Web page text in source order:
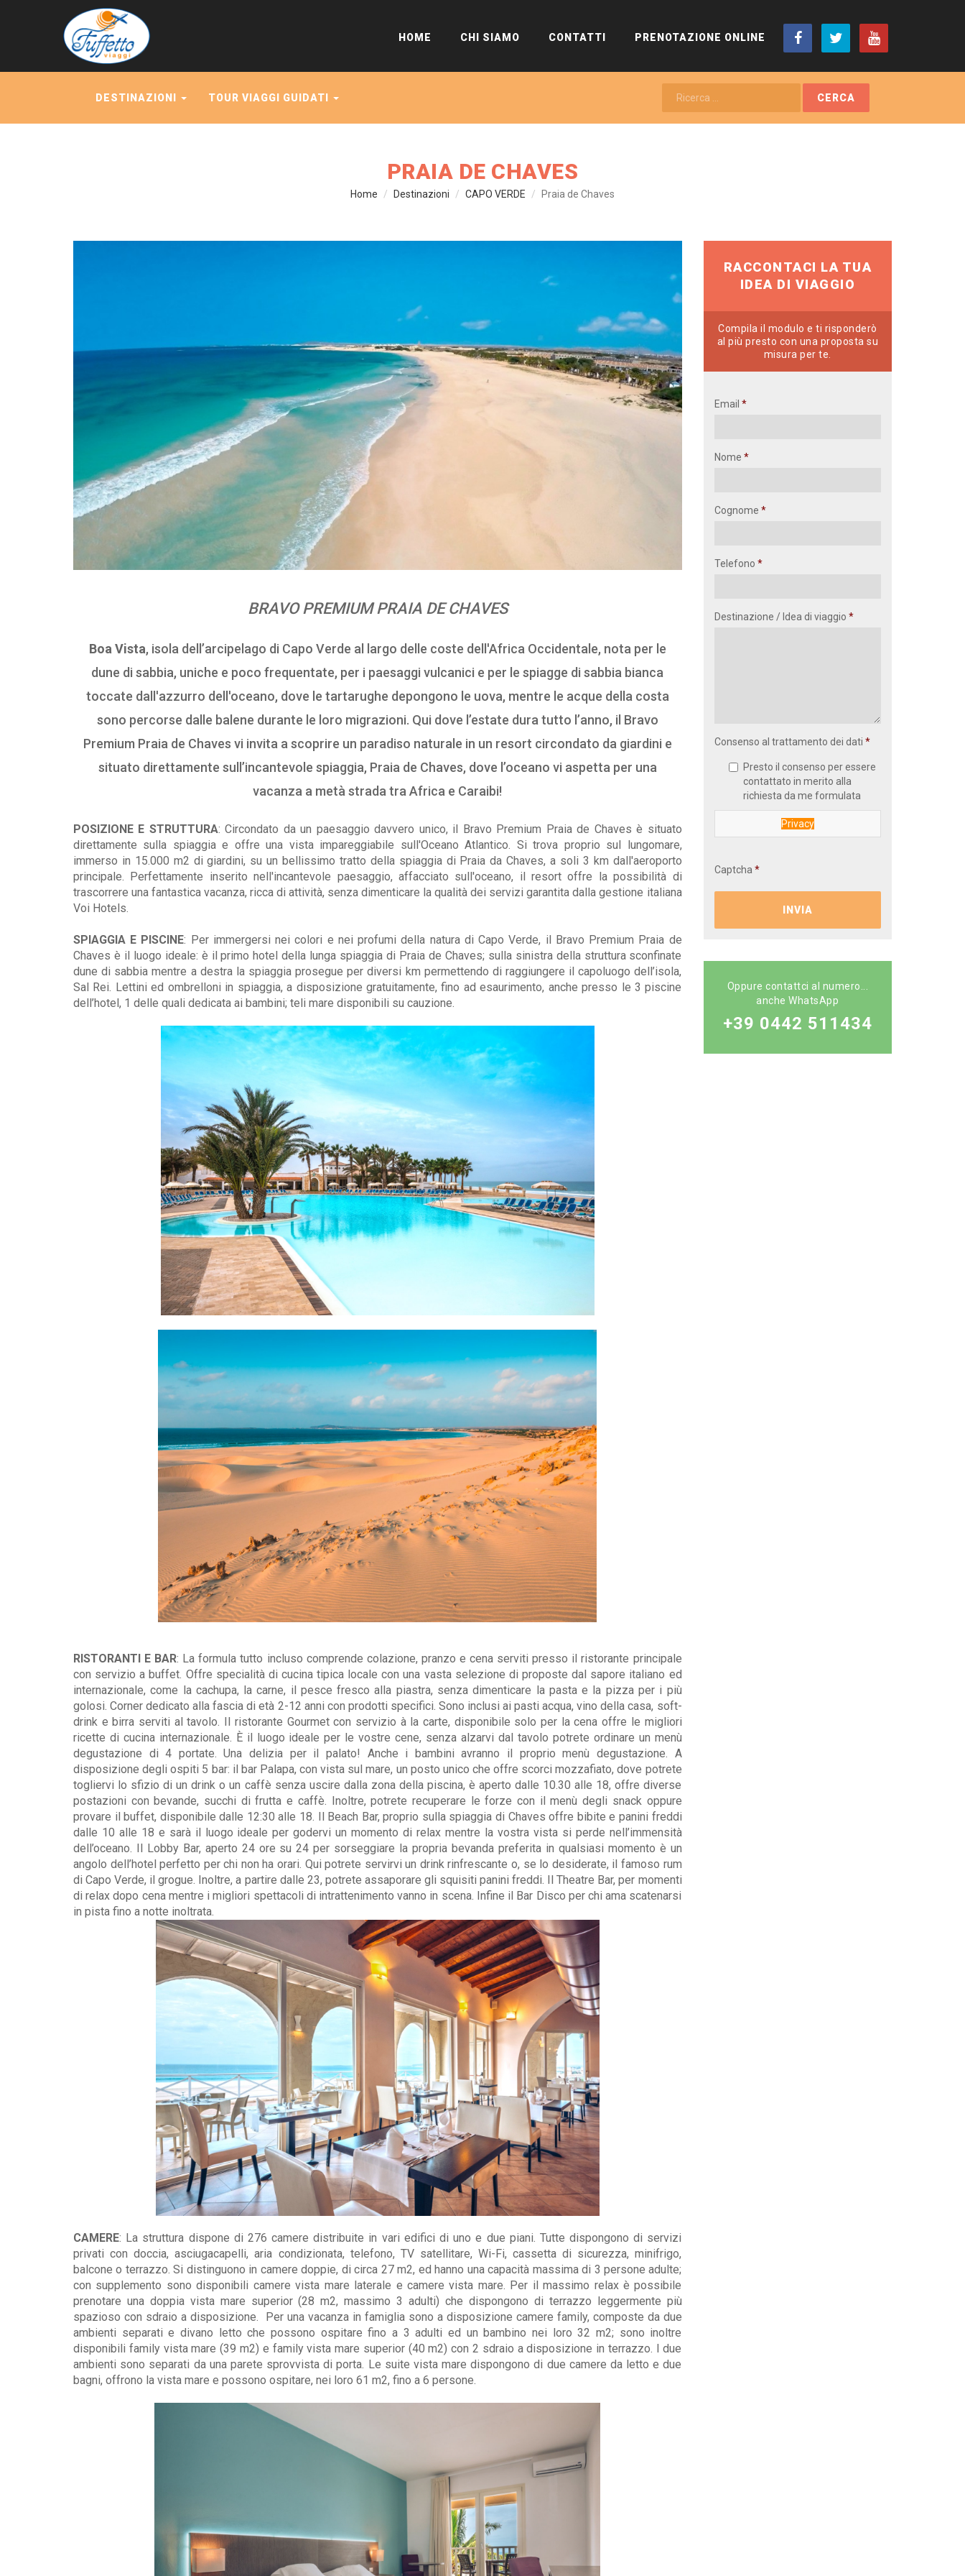
HOME CHI SIAMO CONTATTI PRENOTAZIONE ONLINE
CERCA
DESTINAZIONI TOUR VIAGGI GUIDATI
PRAIA DE CHAVES
Home Destinazioni CAPO VERDE Praia de Chaves
BRAVO PREMIUM PRAIA DE CHAVES
Boa Vista, isola dell’arcipelago di Capo Verde al largo delle coste dell'Africa Occidentale, nota per le
dune di sabbia, uniche e poco frequentate, per i paesaggi vulcanici e per le spiagge di sabbia bianca
toccate dall'azzurro dell'oceano, dove le tartarughe depongono le uova, mentre le acque della costa
sono percorse dalle balene durante le loro migrazioni. Qui dove l’estate dura tutto l’anno, il Bravo
Premium Praia de Chaves vi invita a scoprire un paradiso naturale in un resort circondato da giardini e
situato direttamente sull’incantevole spiaggia, Praia de Chaves, dove l’oceano vi aspetta per una
vacanza a metà strada tra Africa e Caraibi!
POSIZIONE E STRUTTURA: Circondato da un paesaggio davvero unico, il Bravo Premium Praia de Chaves è situato
direttamente sulla spiaggia e offre una vista impareggiabile sull'Oceano Atlantico. Si trova proprio sul lungomare,
immerso in 15.000 m2 di giardini, su un bellissimo tratto della spiaggia di Praia da Chaves, a soli 3 km dall'aeroporto
principale. Perfettamente inserito nell'incantevole paesaggio, affacciato sull'oceano, il resort offre la possibilità di
trascorrere una fantastica vacanza, ricca di attività, senza dimenticare la qualità dei servizi garantita dalla gestione italiana
Voi Hotels.
SPIAGGIA E PISCINE: Per immergersi nei colori e nei profumi della natura di Capo Verde, il Bravo Premium Praia de
Chaves è il luogo ideale: è il primo hotel della lunga spiaggia di Praia de Chaves; sulla sinistra della struttura sconfinate
dune di sabbia mentre a destra la spiaggia prosegue per diversi km permettendo di raggiungere il capoluogo dell’isola,
Sal Rei. Lettini ed ombrelloni in spiaggia, a disposizione gratuitamente, fino ad esaurimento, anche presso le 3 piscine
dell’hotel, 1 delle quali dedicata ai bambini; teli mare disponibili su cauzione.
RISTORANTI E BAR: La formula tutto incluso comprende colazione, pranzo e cena serviti presso il ristorante principale
con servizio a buffet. Offre specialità di cucina tipica locale con una vasta selezione di proposte dal sapore italiano ed
internazionale, come la cachupa, la carne, il pesce fresco alla piastra, senza dimenticare la pasta e la pizza per i più
golosi. Corner dedicato alla fascia di età 2-12 anni con prodotti specifici. Sono inclusi ai pasti acqua, vino della casa, soft-
drink e birra serviti al tavolo. Il ristorante Gourmet con servizio à la carte, disponibile solo per la cena offre le migliori
ricette di cucina internazionale. È il luogo ideale per le vostre cene, senza alzarvi dal tavolo potrete ordinare un menù
degustazione di 4 portate. Una delizia per il palato! Anche i bambini avranno il proprio menù degustazione. A
disposizione degli ospiti 5 bar: il bar Palapa, con vista sul mare, un posto unico che offre scorci mozzafiato, dove potrete
togliervi lo sfizio di un drink o un caffè senza uscire dalla zona della piscina, è aperto dalle 10.30 alle 18, offre diverse
postazioni con bevande, succhi di frutta e caffè. Inoltre, potrete recuperare le forze con il menù degli snack oppure
provare il buffet, disponibile dalle 12:30 alle 18. Il Beach Bar, proprio sulla spiaggia di Chaves offre bibite e panini freddi
dalle 10 alle 18 e sarà il luogo ideale per godervi un momento di relax mentre la vostra vista si perde nell’immensità
dell’oceano. Il Lobby Bar, aperto 24 ore su 24 per sorseggiare la propria bevanda preferita in qualsiasi momento è un
angolo dell’hotel perfetto per chi non ha orari. Qui potrete servirvi un drink rinfrescante o, se lo desiderate, il famoso rum
di Capo Verde, il grogue. Inoltre, a partire dalle 23, potrete assaporare gli squisiti panini freddi. Il Theatre Bar, per momenti
di relax dopo cena mentre i migliori spettacoli di intrattenimento vanno in scena. Infine il Bar Disco per chi ama scatenarsi
in pista fino a notte inoltrata.
CAMERE: La struttura dispone di 276 camere distribuite in vari edifici di uno e due piani. Tutte dispongono di servizi
privati con doccia, asciugacapelli, aria condizionata, telefono, TV satellitare, Wi-Fi, cassetta di sicurezza, minifrigo,
balcone o terrazzo. Si distinguono in camere doppie, di circa 27 m2, ed hanno una capacità massima di 3 persone adulte;
con supplemento sono disponibili camere vista mare laterale e camere vista mare. Per il massimo relax è possibile
prenotare una doppia vista mare superior (28 m2, massimo 3 adulti) che dispongono di terrazzo leggermente più
spazioso con sdraio a disposizione. Per una vacanza in famiglia sono a disposizione camere family, composte da due
ambienti separati e divano letto che possono ospitare fino a 3 adulti ed un bambino nei loro 32 m2; sono inoltre
disponibili family vista mare (39 m2) e family vista mare superior (40 m2) con 2 sdraio a disposizione in terrazzo. I due
ambienti sono separati da una parete sprovvista di porta. Le suite vista mare dispongono di due camere da letto e due
bagni, offrono la vista mare e possono ospitare, nei loro 61 m2, fino a 6 persone.
RACCONTACI LA TUA
IDEA DI VIAGGIO
Compila il modulo e ti risponderò
al più presto con una proposta su
misura per te.
Email
Nome
Cognome
Telefono
Destinazione / Idea di viaggio
Consenso al trattamento dei dati
Presto il consenso per essere
contattato in merito alla
richiesta da me formulata
Privacy
Captcha
Oppure contattci al numero...
anche WhatsApp
+39 0442 511434